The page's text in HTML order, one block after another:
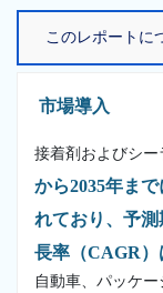
市場導入
接着剤およびシー
から2035年ま
れており、予測
長率（CAGR）
自動車、パッケ